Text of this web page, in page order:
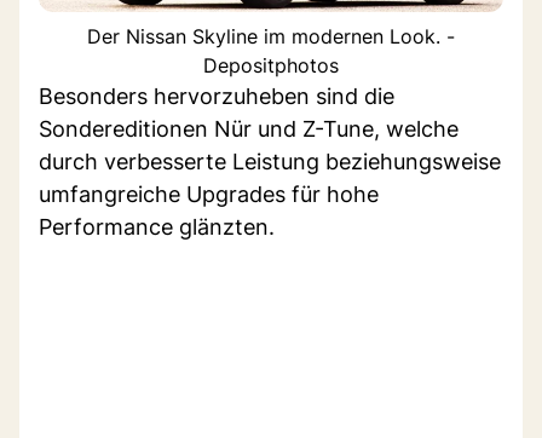
Der Nissan Skyline im modernen Look. -
Depositphotos
Besonders hervorzuheben sind die
Sondereditionen Nür und Z-Tune, welche
durch verbesserte Leistung beziehungsweise
umfangreiche Upgrades für hohe
Performance glänzten.